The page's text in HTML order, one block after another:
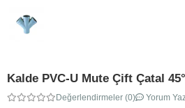
Kalde PVC-U Mute Çift Çatal
Değerlendirmeler (0) Yorum